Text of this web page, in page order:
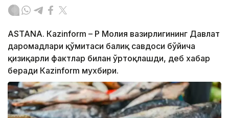
ASTANА. Кazinform – ҚР Молия вазирлигининг Давлат
даромадлари қўмитаси балиқ савдоси бўйича
қизиқарли фактлар билан ўртоқлашди, деб хабар
беради Каzinform мухбири.